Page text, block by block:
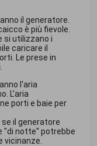
il generatore.
è più fievole.
si utilizzano i
caricare il
Le prese in
l'aria
L’aria
porti e baie per
il generatore
"di notte" potrebbe
vicinanze.